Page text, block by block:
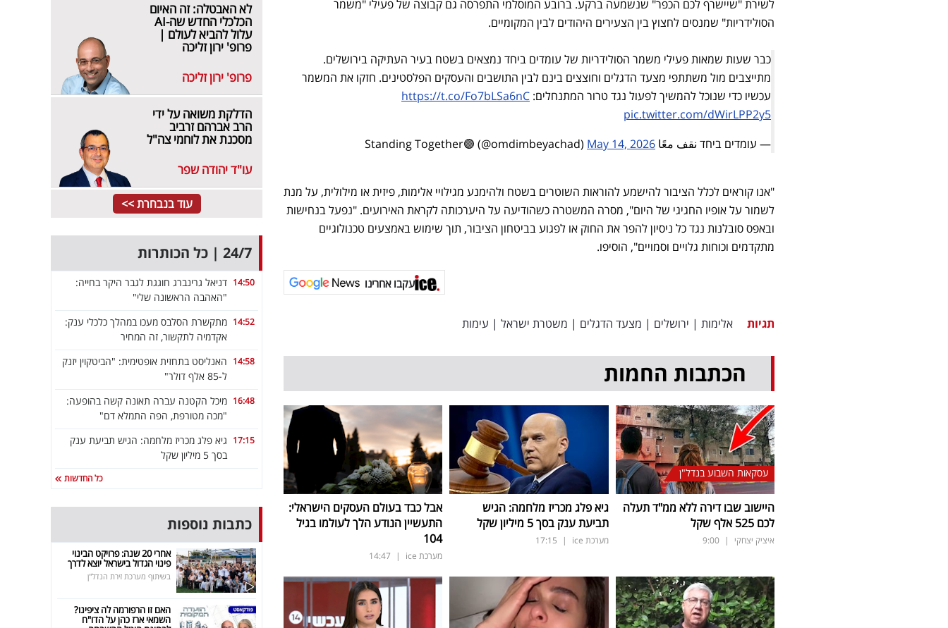
לשירת "שיישרף לכם הכפר" שנשמעה ברקע. ברובע המוסלמי התפרסה גם קבוצה של פעילי "משמר
הסולידריות" שמנסים לחצוץ בין הצעירים היהודים לבין המקומיים.
כבר שעות שמאות פעילי משמר הסולידריות של עומדים ביחד נמצאים בשטח בעיר העתיקה בירושלים.
מתייצבים מול משתתפי מצעד הדגלים וחוצצים בינם לבין התושבים והעסקים הפלסטינים. חזקו את המשמר
עכשיו כדי שנוכל להמשיך לפעול נגד טרור המתנחלים: https://t.co/Fo7bLSa6nC
pic.twitter.com/dWirLPP2y5
— עומדים ביחד نقف معًا Standing Together🟣 (@omdimbeyachad) May 14, 2026
"אנו קוראים לכלל הציבור להישמע להוראות השוטרים בשטח ולהימנע מגילויי אלימות, פיזית או מילולית, על מנת
לשמור על אופיו החגיגי של היום", מסרה המשטרה כשהודיעה על היערכותה לקראת האירועים. "נפעל בנחישות
ובאפס סובלנות נגד כל ניסיון להפר את החוק או לפגוע בביטחון הציבור, תוך שימוש באמצעים טכנולוגיים
מתקדמים וכוחות גלויים וסמויים", הוסיפו.
עקבו אחרינו
תגיות אלימות | ירושלים | מצעד הדגלים | משטרת ישראל | עימות
הכתבות החמות
עסקאות השבוע בנדל"ן
היישוב שבו דירה ללא ממ"ד תעלה
לכם 525 אלף שקל
איציק יצחקי |
9:00
גיא פלג מכריז מלחמה: הגיש
תביעת ענק בסך 5 מיליון שקל
מערכת ice |
17:15
אבל כבד בעולם העסקים הישראלי:
התעשיין הנודע הלך לעולמו בגיל
104
מערכת ice |
14:47
לא האבטלה: זה האיום
הכלכלי החדש שה-AI
עלול להביא לעולם |
פרופ' ירון זליכה
פרופ' ירון זליכה
הדלקת משואה על ידי
הרב אברהם זרביב
מסכנת את לוחמי צה"ל
עו"ד יהודה שפר
עוד בנבחרת >>
24/7 | כל הכותרות
14:50 דניאל גרינברג חוגגת לגבר היקר בחייה:
"האהבה הראשונה שלי"
14:52 מתקשרת הסלבס מעכו במהלך כלכלי ענק:
אקדמיה לתקשור, זה המחיר
14:58 האנליסט בתחזית אופטימית: "הביטקוין יזנק
ל-85 אלף דולר"
16:48 מיכל הקטנה עברה תאונה קשה בהופעה:
"מכה מטורפת, הפה התמלא דם"
17:15 גיא פלג מכריז מלחמה: הגיש תביעת ענק
בסך 5 מיליון שקל
כל החדשות
כתבות נוספות
אחרי 20 שנה: פרויקט הבינוי
פינוי הגדול בישראל יוצא לדרך
בשיתוף מערכת זירת הנדל"ן
האם זו הרפורמה לה ציפינו?
השמאי ארז כהן על הדו"ח